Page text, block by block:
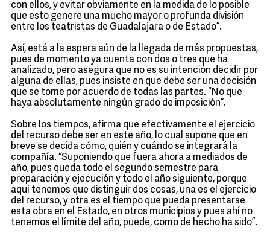
con ellos, y evitar obviamente en la medida de lo posible
que esto genere una mucho mayor o profunda división
entre los teatristas de Guadalajara o de Estado”.
Así, está a la espera aún de la llegada de más propuestas,
pues de momento ya cuenta con dos o tres que ha
analizado, pero asegura que no es su intención decidir por
alguna de ellas, pues insiste en que debe ser una decisión
que se tome por acuerdo de todas las partes. “No que
haya absolutamente ningún grado de imposición”.
Sobre los tiempos, afirma que efectivamente el ejercicio
del recurso debe ser en este año, lo cual supone que en
breve se decida cómo, quién y cuándo se integrará la
compañía. “Suponiendo que fuera ahora a mediados de
año, pues queda todo el segundo semestre para
preparación y ejecución y todo el año siguiente, porque
aquí tenemos que distinguir dos cosas, una es el ejercicio
del recurso, y otra es el tiempo que pueda presentarse
esta obra en el Estado, en otros municipios y pues ahí no
tenemos el límite del año, puede, como de hecho ha sido”.